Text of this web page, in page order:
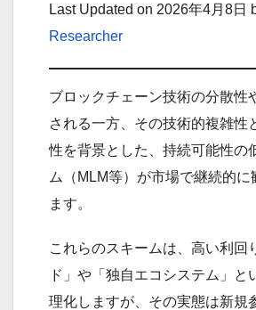
Last Updated on 2026年4月8日
Researcher
ブロックチェーン技術の分散性
される一方、その技術的複雑性
性を背景とした、持続可能性の
ム（MLM等）が市場で継続的に
ます。
これらのスキームは、高い利回
ド」や「独自エコシステム」と
理化しますが、その実態は新規